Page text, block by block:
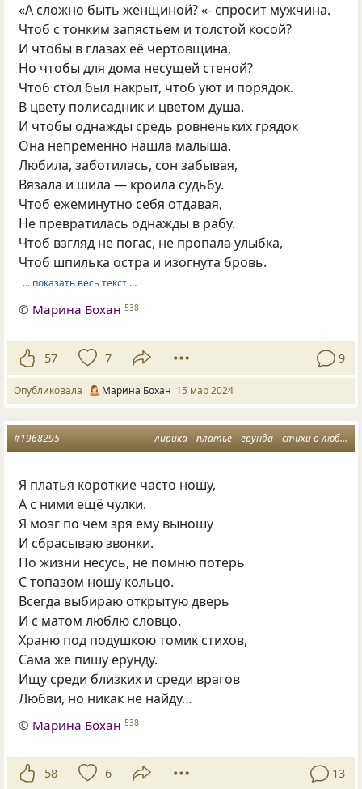
«А сложно быть женщиной? «- спросит мужчина.
Чтоб с тонким запястьем и толстой косой?
И чтобы в глазах её чертовщина,
Но чтобы для дома несущей стеной?
Чтоб стол был накрыт, чтоб уют и порядок.
В цвету полисадник и цветом душа.
И чтобы однажды средь ровненьких грядок
Она непременно нашла малыша.
Любила, заботилась, сон забывая,
Вязала и шила — кроила судьбу.
Чтоб ежеминутно себя отдавая,
Не превратилась однажды в рабу.
Чтоб взгляд не погас, не пропала улыбка,
Чтоб шпилька остра и изогнута бровь.
… показать весь текст …
© Марина Бохан 538
57 7 9
Опубликовала Марина Бохан 15 мар 2024
лирика платье ерунда стихи о любви
#1968295
Я платья короткие часто ношу,
А с ними ещё чулки.
Я мозг по чем зря ему выношу
И сбрасываю звонки.
По жизни несусь, не помню потерь
С топазом ношу кольцо.
Всегда выбираю открытую дверь
И с матом люблю словцо.
Храню под подушкою томик стихов,
Сама же пишу ерунду.
Ищу среди близких и среди врагов
Любви, но никак не найду…
© Марина Бохан 538
58 6 13